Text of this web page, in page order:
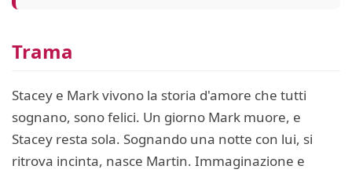
Trama
Stacey e Mark vivono la storia d'amore che tutti
sognano, sono felici. Un giorno Mark muore, e
Stacey resta sola. Sognando una notte con lui, si
ritrova incinta, nasce Martin. Immaginazione e